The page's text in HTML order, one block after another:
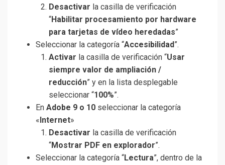
Desactivar la casilla de verificación
“Habilitar procesamiento por hardware
para tarjetas de vídeo heredadas”
Seleccionar la categoría “Accesibilidad”.
Activar la casilla de verificación “Usar
siempre valor de ampliación /
reducción” y en la lista desplegable
seleccionar “100%”.
En Adobe 9 o 10 seleccionar la categoría
« Internet»
Desactivar la casilla de verificación
“Mostrar PDF en explorador”.
Seleccionar la categoría “Lectura”, dentro de la